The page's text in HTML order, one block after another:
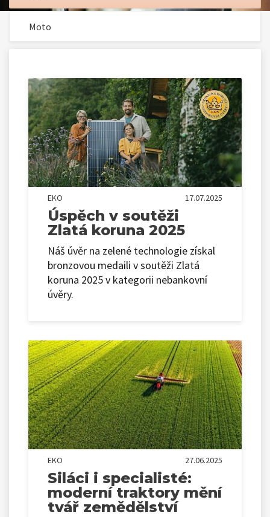
Moto
EKO 17.07.2025
Úspěch v soutěži
Zlatá koruna 2025
Náš úvěr na zelené technologie získal
bronzovou medaili v soutěži Zlatá
koruna 2025 v kategorii nebankovní
úvěry.
EKO 27.06.2025
Siláci i specialisté:
moderní traktory mění
tvář zemědělství